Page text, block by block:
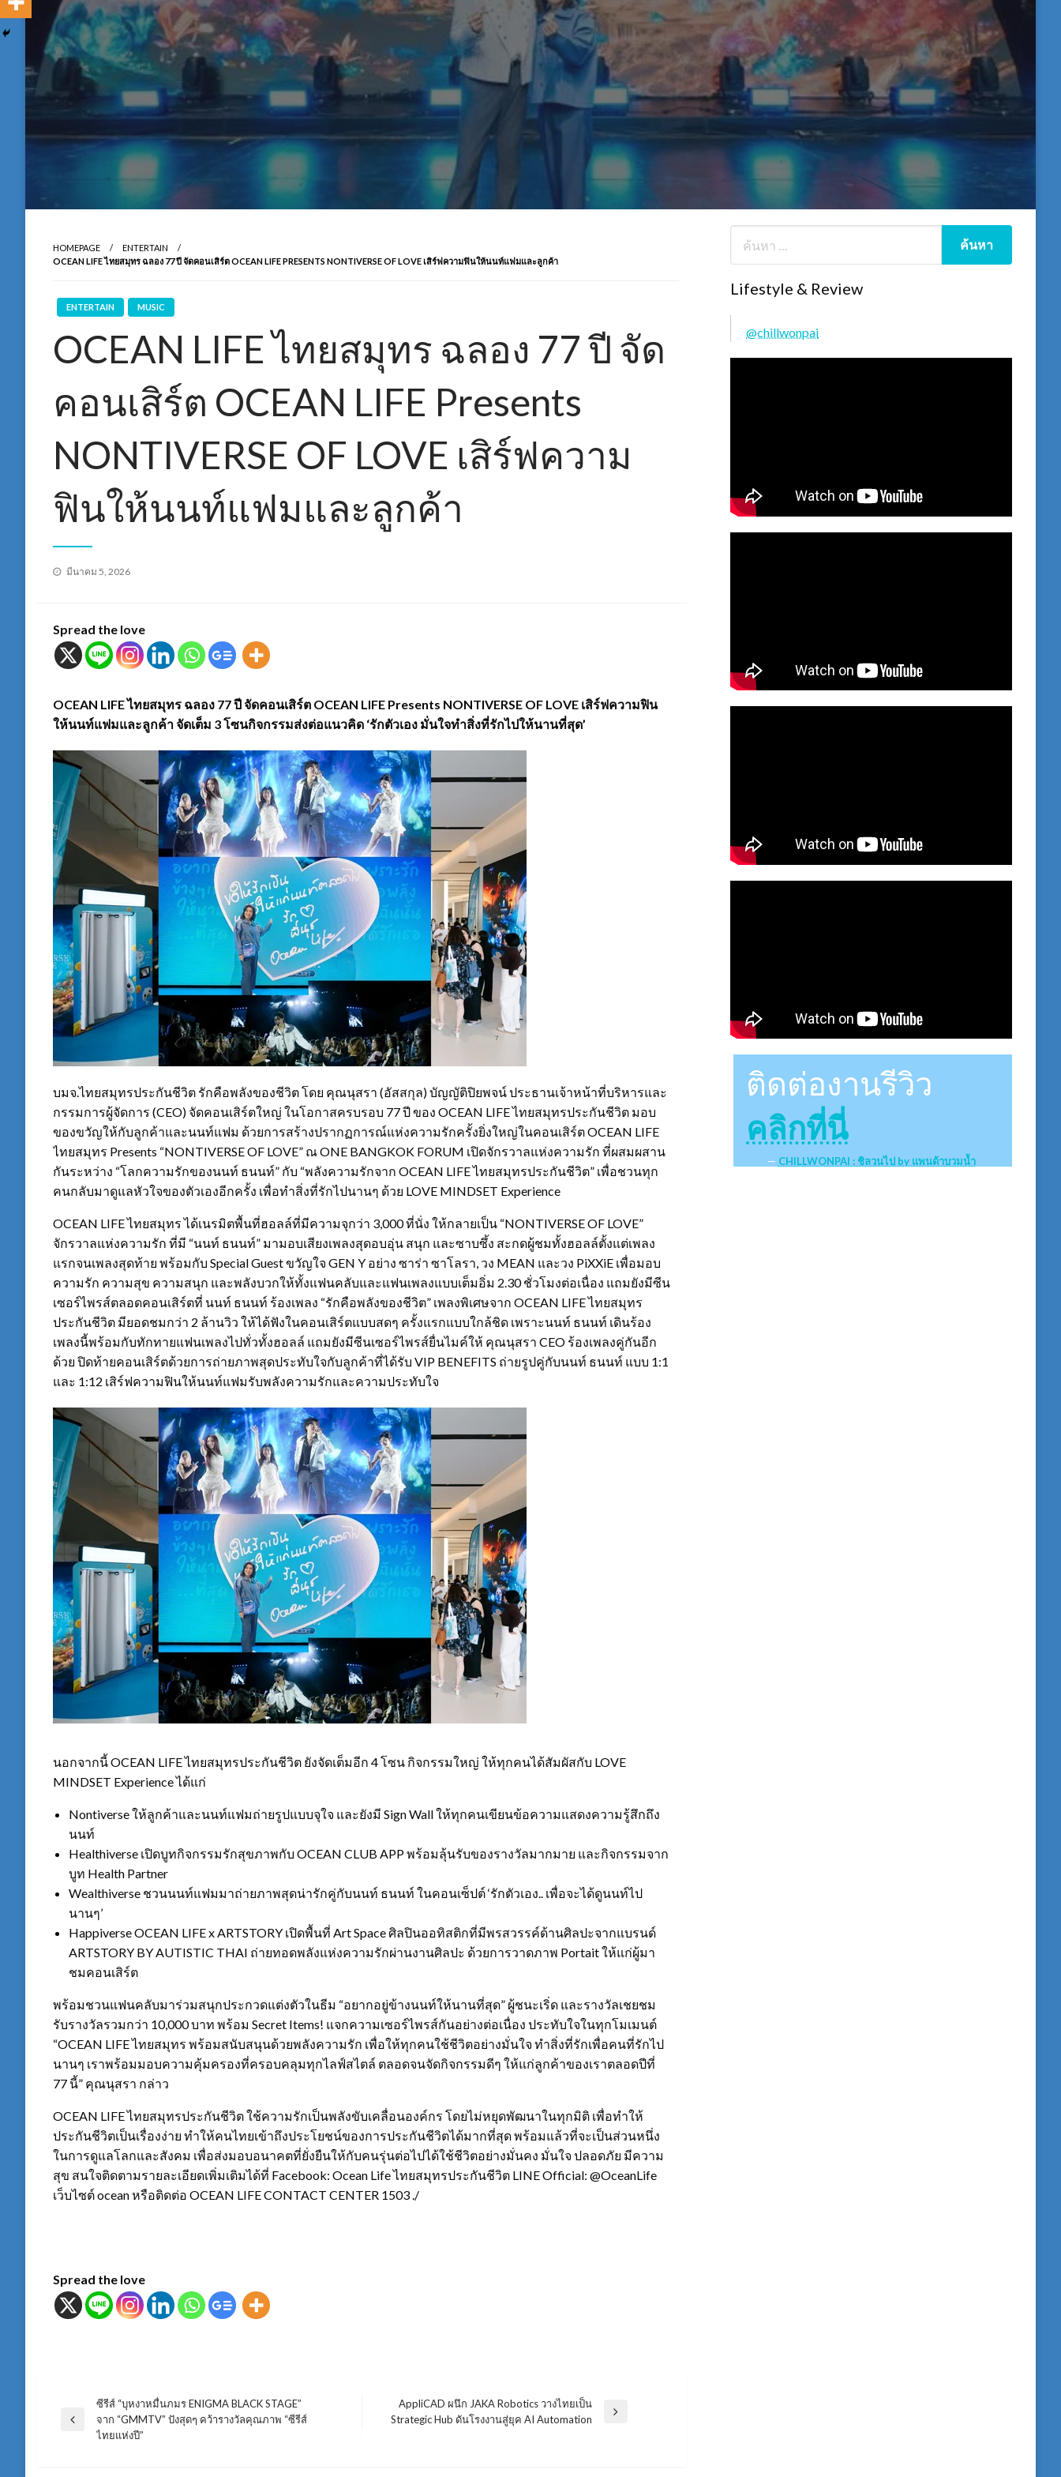
HOMEPAGE
ENTERTAIN
OCEAN LIFE ไทยสมุทร ฉลอง 77 ปี จัดคอนเสิร์ต OCEAN LIFE PRESENTS NONTIVERSE OF LOVE เสิร์ฟความฟินให้นนท์แฟมและลูกค้า
ENTERTAIN MUSIC
OCEAN LIFE ไทยสมุทร ฉลอง 77 ปี จัด
คอนเสิร์ต OCEAN LIFE Presents
NONTIVERSE OF LOVE เสิร์ฟความ
ฟินให้นนท์แฟมและลูกค้า
Posted
มีนาคม 5, 2026
Spread the love
OCEAN LIFE ไทยสมุทร ฉลอง 77 ปี จัดคอนเสิร์ต OCEAN LIFE Presents NONTIVERSE OF LOVE เสิร์ฟความฟิน
ให้นนท์แฟมและลูกค้า จัดเต็ม 3 โซนกิจกรรมส่งต่อแนวคิด ‘รักตัวเอง มั่นใจทำสิ่งที่รักไปให้นานที่สุด’
บมจ.ไทยสมุทรประกันชีวิต รักคือพลังของชีวิต โดย คุณนุสรา (อัสสกุล) บัญญัติปิยพจน์ ประธานเจ้าหน้าที่บริหารและ
กรรมการผู้จัดการ (CEO) จัดคอนเสิร์ตใหญ่ ในโอกาสครบรอบ 77 ปี ของ OCEAN LIFE ไทยสมุทรประกันชีวิต มอบ
ของขวัญให้กับลูกค้าและนนท์แฟม ด้วยการสร้างปรากฏการณ์แห่งความรักครั้งยิ่งใหญ่ในคอนเสิร์ต OCEAN LIFE
ไทยสมุทร Presents “NONTIVERSE OF LOVE” ณ ONE BANGKOK FORUM เปิดจักรวาลแห่งความรัก ที่ผสมผสาน
กันระหว่าง “โลกความรักของนนท์ ธนนท์” กับ “พลังความรักจาก OCEAN LIFE ไทยสมุทรประกันชีวิต” เพื่อชวนทุก
คนกลับมาดูแลหัวใจของตัวเองอีกครั้ง เพื่อทำสิ่งที่รักไปนานๆ ด้วย LOVE MINDSET Experience
OCEAN LIFE ไทยสมุทร ได้เนรมิตพื้นที่ฮอลล์ที่มีความจุกว่า 3,000 ที่นั่ง ให้กลายเป็น “NONTIVERSE OF LOVE”
จักรวาลแห่งความรัก ที่มี “นนท์ ธนนท์” มามอบเสียงเพลงสุดอบอุ่น สนุก และซาบซึ้ง สะกดผู้ชมทั้งฮอลล์ตั้งแต่เพลง
แรกจนเพลงสุดท้าย พร้อมกับ Special Guest ขวัญใจ GEN Y อย่าง ซาร่า ซาโลรา, วง MEAN และวง PiXXiE เพื่อมอบ
ความรัก ความสุข ความสนุก และพลังบวกให้ทั้งแฟนคลับและแฟนเพลงแบบเต็มอิ่ม 2.30 ชั่วโมงต่อเนื่อง แถมยังมีซีน
เซอร์ไพรส์ตลอดคอนเสิร์ตที่ นนท์ ธนนท์ ร้องเพลง “รักคือพลังของชีวิต” เพลงพิเศษจาก OCEAN LIFE ไทยสมุทร
ประกันชีวิต มียอดชมกว่า 2 ล้านวิว ให้ได้ฟังในคอนเสิร์ตแบบสดๆ ครั้งแรกแบบใกล้ชิด เพราะนนท์ ธนนท์ เดินร้อง
เพลงนี้พร้อมกับทักทายแฟนเพลงไปทั่วทั้งฮอลล์ แถมยังมีซีนเซอร์ไพรส์ยื่นไมค์ให้ คุณนุสรา CEO ร้องเพลงคู่กันอีก
ด้วย ปิดท้ายคอนเสิร์ตด้วยการถ่ายภาพสุดประทับใจกับลูกค้าที่ได้รับ VIP BENEFITS ถ่ายรูปคู่กับนนท์ ธนนท์ แบบ 1:1
และ 1:12 เสิร์ฟความฟินให้นนท์แฟมรับพลังความรักและความประทับใจ
นอกจากนี้ OCEAN LIFE ไทยสมุทรประกันชีวิต ยังจัดเต็มอีก 4 โซน กิจกรรมใหญ่ ให้ทุกคนได้สัมผัสกับ LOVE
MINDSET Experience ได้แก่
Nontiverse ให้ลูกค้าและนนท์แฟมถ่ายรูปแบบจุใจ และยังมี Sign Wall ให้ทุกคนเขียนข้อความแสดงความรู้สึกถึง
นนท์
Healthiverse เปิดบูทกิจกรรมรักสุขภาพกับ OCEAN CLUB APP พร้อมลุ้นรับของรางวัลมากมาย และกิจกรรมจาก
บูท Health Partner
Wealthiverse ชวนนนท์แฟมมาถ่ายภาพสุดน่ารักคู่กับนนท์ ธนนท์ ในคอนเซ็ปต์ ‘รักตัวเอง.. เพื่อจะได้ดูนนท์ไป
นานๆ’
Happiverse OCEAN LIFE x ARTSTORY เปิดพื้นที่ Art Space ศิลปินออทิสติกที่มีพรสวรรค์ด้านศิลปะจากแบรนด์
ARTSTORY BY AUTISTIC THAI ถ่ายทอดพลังแห่งความรักผ่านงานศิลปะ ด้วยการวาดภาพ Portait ให้แก่ผู้มา
ชมคอนเสิร์ต
พร้อมชวนแฟนคลับมาร่วมสนุกประกวดแต่งตัวในธีม “อยากอยู่ข้างนนท์ให้นานที่สุด” ผู้ชนะเริ่ด และรางวัลเชยชม
รับรางวัลรวมกว่า 10,000 บาท พร้อม Secret Items! แจกความเซอร์ไพรส์กันอย่างต่อเนื่อง ประทับใจในทุกโมเมนต์
“OCEAN LIFE ไทยสมุทร พร้อมสนับสนุนด้วยพลังความรัก เพื่อให้ทุกคนใช้ชีวิตอย่างมั่นใจ ทำสิ่งที่รักเพื่อคนที่รักไป
นานๆ เราพร้อมมอบความคุ้มครองที่ครอบคลุมทุกไลฟ์สไตล์ ตลอดจนจัดกิจกรรมดีๆ ให้แก่ลูกค้าของเราตลอดปีที่
77 นี้” คุณนุสรา กล่าว
OCEAN LIFE ไทยสมุทรประกันชีวิต ใช้ความรักเป็นพลังขับเคลื่อนองค์กร โดยไม่หยุดพัฒนาในทุกมิติ เพื่อทำให้
ประกันชีวิตเป็นเรื่องง่าย ทำให้คนไทยเข้าถึงประโยชน์ของการประกันชีวิตได้มากที่สุด พร้อมแล้วที่จะเป็นส่วนหนึ่ง
ในการดูแลโลกและสังคม เพื่อส่งมอบอนาคตที่ยั่งยืนให้กับคนรุ่นต่อไปได้ใช้ชีวิตอย่างมั่นคง มั่นใจ ปลอดภัย มีความ
สุข สนใจติดตามรายละเอียดเพิ่มเติมได้ที่ Facebook: Ocean Life ไทยสมุทรประกันชีวิต LINE Official: @OceanLife
เว็บไซต์ ocean หรือติดต่อ OCEAN LIFE CONTACT CENTER 1503 ./
Spread the love
แนะแนว
Previous
ซีรีส์ “บุหงาหมื่นภมร ENIGMA BLACK STAGE”
จาก “GMMTV” ปังสุดๆ คว้ารางวัลคุณภาพ “ซีรีส์
ไทยแห่งปี”
Next
AppliCAD ผนึก JAKA Robotics วางไทยเป็น
Strategic Hub ดันโรงงานสู่ยุค AI Automation
Lifestyle & Review
@chillwonpai
ติดต่องานรีวิว
คลิกที่นี่
CHILLWONPAI : ชิลวนไป by แพนด้าบวมน้ำ